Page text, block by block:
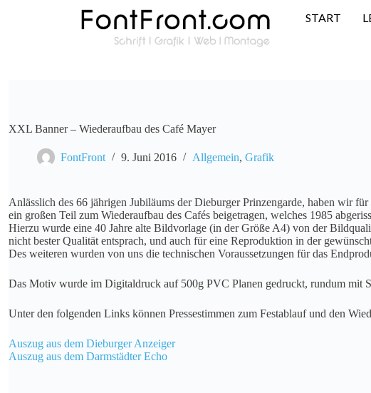
START
XXL Banner – Wiederaufbau des Café Mayer
FontFront 9. Juni 2016 Allgemein, Grafik
Anlässlich des 66 jährigen Jubiläums der Dieburger Prinzengarde, haben wir
ein großen Teil zum Wiederaufbau des Cafés beigetragen, welches 1985
Hierzu wurde eine 40 Jahre alte Bildvorlage (in der Größe A4) von der
nicht bester Qualität entsprach, und auch für eine Reproduktion in der
Des weiteren wurden von uns die technischen Voraussetzungen für das
Das Motiv wurde im Digitaldruck auf 500g PVC Planen gedruckt, rundum mit
Unter den folgenden Links können Pressestimmen zum Festablauf und den
Auszug aus dem Dieburger Anzeiger
Auszug aus dem Darmstädter Echo